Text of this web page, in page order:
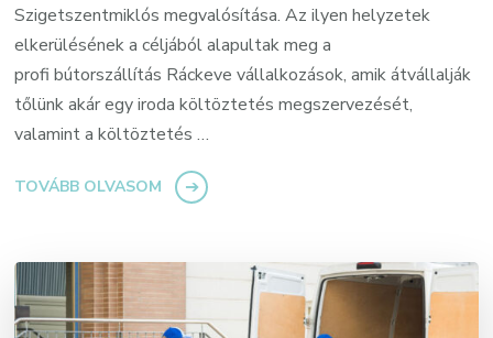
Szigetszentmiklós megvalósítása. Az ilyen helyzetek
elkerülésének a céljából alapultak meg a
profi bútorszállítás Ráckeve vállalkozások, amik átvállalják
tőlünk akár egy iroda költöztetés megszervezését,
valamint a költöztetés …
TOVÁBB OLVASOM